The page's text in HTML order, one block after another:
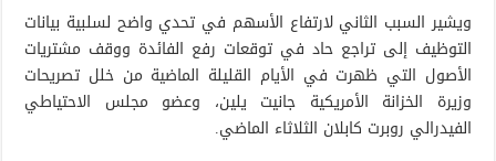
ويشير السبب الثاني لارتفاع الأسهم في تحدي واضح لسلبية بيانات
التوظيف إلى تراجع حاد في توقعات رفع الفائدة ووقف مشتريات
الأصول التي ظهرت في الأيام القليلة الماضية من خلل تصريحات
وزيرة الخزانة الأمريكية جانيت يلين، وعضو مجلس الاحتياطي
الفيدرالي روبرت كابلان الثلاثاء الماضي.